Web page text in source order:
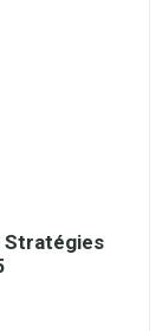
Stratégies